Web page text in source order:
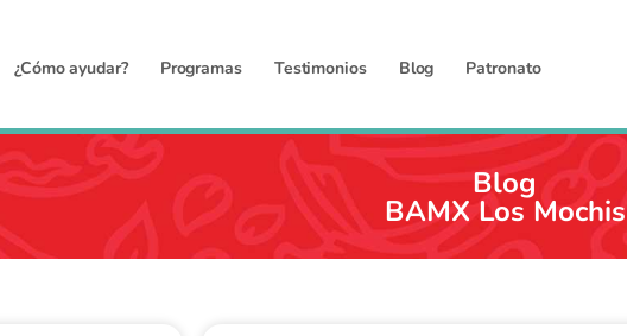
¿Cómo ayudar? Programas Testimonios Blog Patronato
Blog
BAMX Los Mochis